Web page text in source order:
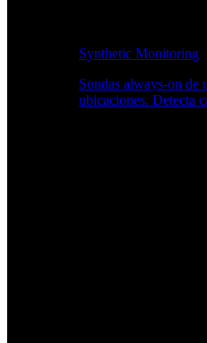
Synthetic Monitoring
Sondas always-on de
ubicaciones. Detecta